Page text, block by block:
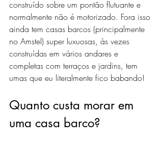
construído sobre um pontão flutuante e
normalmente não é motorizado. Fora isso
ainda tem casas barcos (principalmente
no Amstel) super luxuosas, às vezes
construídas em vários andares e
completas com terraços e jardins, tem
umas que eu literalmente fico babando!
Quanto custa morar em
uma casa barco?